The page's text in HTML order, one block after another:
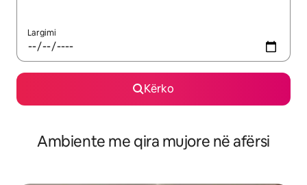
Largimi
Kërko
Ambiente me qira mujore në afërsi